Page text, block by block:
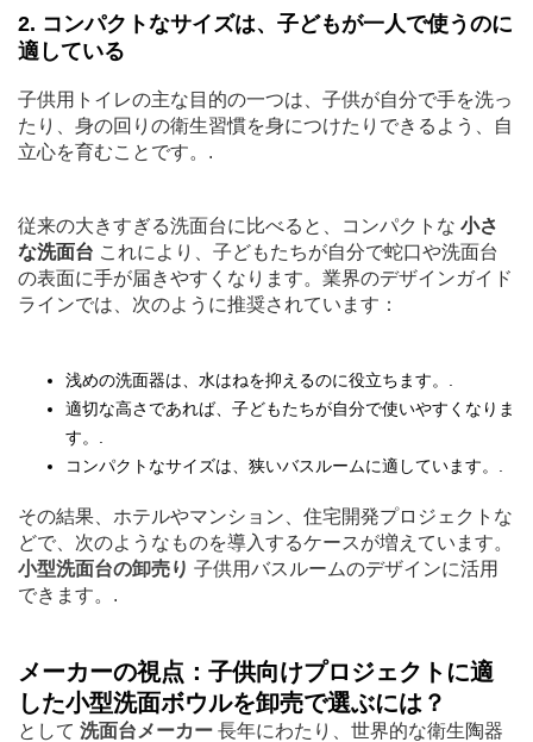
2. コンパクトなサイズは、子どもが一人で使うのに
適している
子供用トイレの主な目的の一つは、子供が自分で手を洗っ
たり、身の回りの衛生習慣を身につけたりできるよう、自
立心を育むことです。.
従来の大きすぎる洗面台に比べると、コンパクトな 小さ
な洗面台 これにより、子どもたちが自分で蛇口や洗面台
の表面に手が届きやすくなります。業界のデザインガイド
ラインでは、次のように推奨されています：
浅めの洗面器は、水はねを抑えるのに役立ちます。.
適切な高さであれば、子どもたちが自分で使いやすくなりま
す。.
コンパクトなサイズは、狭いバスルームに適しています。.
その結果、ホテルやマンション、住宅開発プロジェクトな
どで、次のようなものを導入するケースが増えています。
小型洗面台の卸売り 子供用バスルームのデザインに活用
できます。.
メーカーの視点：子供向けプロジェクトに適
した小型洗面ボウルを卸売で選ぶには？
として 洗面台メーカー 長年にわたり、世界的な衛生陶器